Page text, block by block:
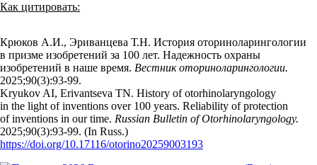
Как цитировать:
Крюков А.И., Эриванцева Т.Н. История оториноларингологии
в призме изобретений за 100 лет. Надежность охраны
изобретений в наше время. Вестник оториноларингологии.
2025;90(3):93‑99.
Kryukov AI, Erivantseva TN. History of otorhinolaryngology
in the light of inventions over 100 years. Reliability of protection
of inventions in our time. Russian Bulletin of Otorhinolaryngology.
2025;90(3):93‑99. (In Russ.)
https://doi.org/10.17116/otorino20259003193